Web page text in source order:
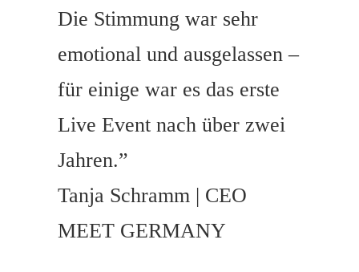
Die Stimmung war sehr
emotional und ausgelassen –
für einige war es das erste
Live Event nach über zwei
Jahren.”
Tanja Schramm | CEO
MEET GERMANY